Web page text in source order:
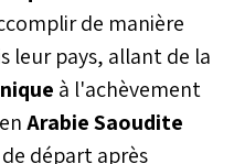
de manière
leur pays, allant de la
à l'achèvement
enArabie Saoudite
départ après